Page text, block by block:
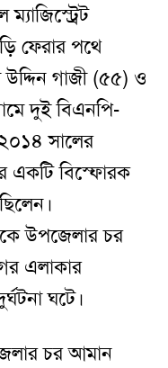
ফেরার পথে
উদ্দিন গাজী (৫৫) ও
দুই বিএনপি-
সালের
একটি বিস্ফোরক
উপজেলার চর
এলাকার
ঘটে।
চর আমান